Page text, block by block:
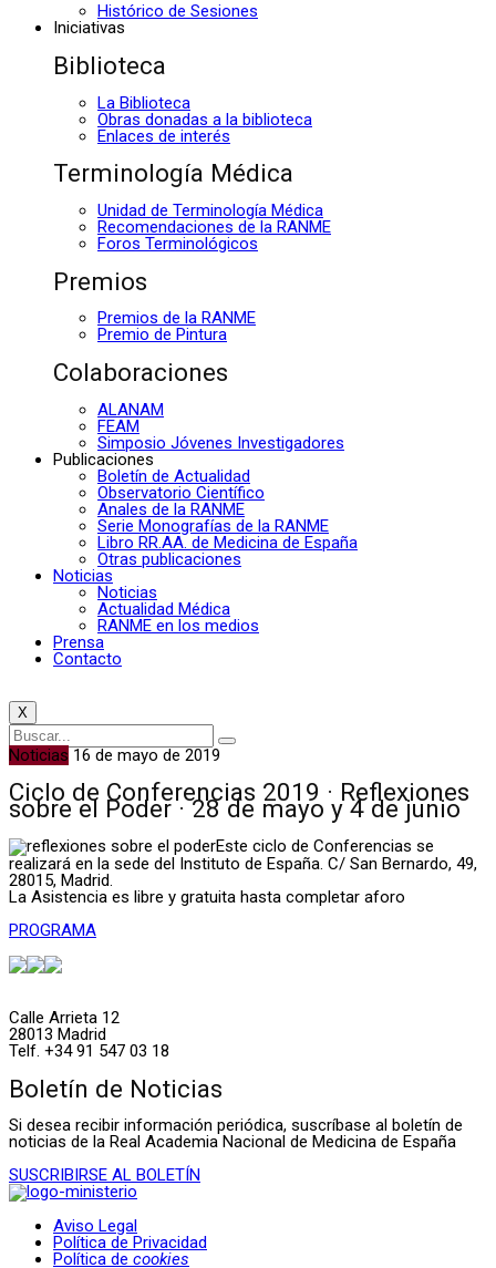
Histórico de Sesiones
Iniciativas
Biblioteca
La Biblioteca
Obras donadas a la biblioteca
Enlaces de interés
Terminología Médica
Unidad de Terminología Médica
Recomendaciones de la RANME
Foros Terminológicos
Premios
Premios de la RANME
Premio de Pintura
Colaboraciones
ALANAM
FEAM
Simposio Jóvenes Investigadores
Publicaciones
Boletín de Actualidad
Observatorio Científico
Anales de la RANME
Serie Monografías de la RANME
Libro RR.AA. de Medicina de España
Otras publicaciones
Noticias
Noticias
Actualidad Médica
RANME en los medios
Prensa
Contacto
X
Noticias 16 de mayo de 2019
Ciclo de Conferencias 2019 · Reflexiones
sobre el Poder · 28 de mayo y 4 de junio
Este ciclo de Conferencias se
realizará en la sede del Instituto de España. C/ San Bernardo, 49,
28015, Madrid.
La Asistencia es libre y gratuita hasta completar aforo
PROGRAMA
Calle Arrieta 12
28013 Madrid
Telf. +34 91 547 03 18
Boletín de Noticias
Si desea recibir información periódica, suscríbase al boletín de
noticias de la Real Academia Nacional de Medicina de España
SUSCRIBIRSE AL BOLETÍN
Aviso Legal
Política de Privacidad
Política de cookies